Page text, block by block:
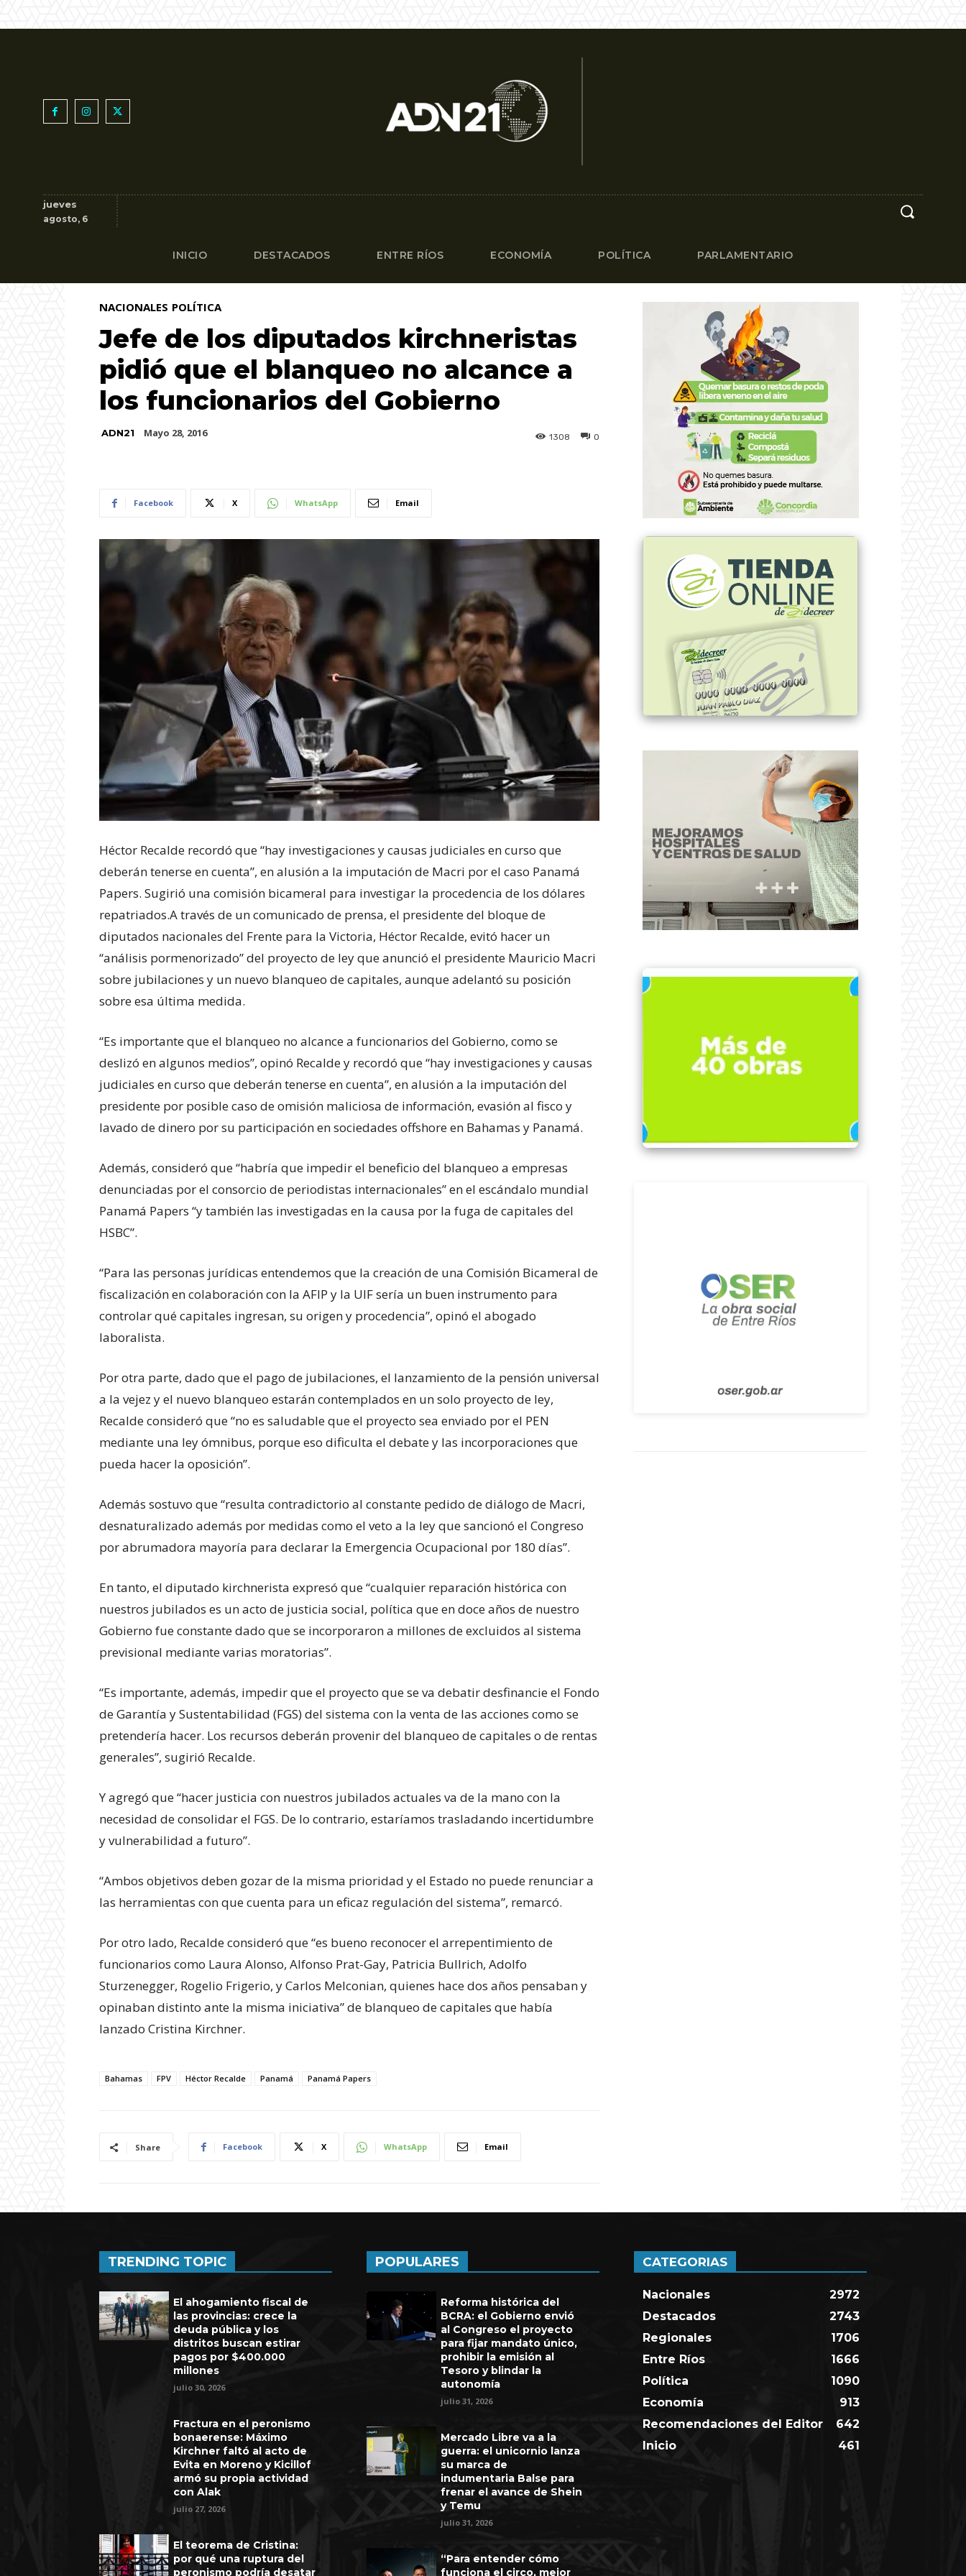
Experiencia de seis años en UEFA
jueves
agosto, 6
INICIO DESTACADOS ENTRE RÍOS ECONOMÍA POLÍTICA PARLAMENTARIO
NACIONALES POLÍTICA
Jefe de los diputados kirchneristas
pidió que el blanqueo no alcance a
los funcionarios del Gobierno
ADN21 Mayo 28, 2016 0
1308
Facebook X WhatsApp Email
Héctor Recalde recordó que “hay investigaciones y causas judiciales en curso que
deberán tenerse en cuenta”, en alusión a la imputación de Macri por el caso Panamá
Papers. Sugirió una comisión bicameral para investigar la procedencia de los dólares
repatriados.A través de un comunicado de prensa, el presidente del bloque de
diputados nacionales del Frente para la Victoria, Héctor Recalde, evitó hacer un
“análisis pormenorizado” del proyecto de ley que anunció el presidente Mauricio Macri
sobre jubilaciones y un nuevo blanqueo de capitales, aunque adelantó su posición
sobre esa última medida.
“Es importante que el blanqueo no alcance a funcionarios del Gobierno, como se
deslizó en algunos medios”, opinó Recalde y recordó que “hay investigaciones y causas
judiciales en curso que deberán tenerse en cuenta”, en alusión a la imputación del
presidente por posible caso de omisión maliciosa de información, evasión al fisco y
lavado de dinero por su participación en sociedades offshore en Bahamas y Panamá.
Además, consideró que “habría que impedir el beneficio del blanqueo a empresas
denunciadas por el consorcio de periodistas internacionales” en el escándalo mundial
Panamá Papers “y también las investigadas en la causa por la fuga de capitales del
HSBC”.
“Para las personas jurídicas entendemos que la creación de una Comisión Bicameral de
fiscalización en colaboración con la AFIP y la UIF sería un buen instrumento para
controlar qué capitales ingresan, su origen y procedencia”, opinó el abogado
laboralista.
Por otra parte, dado que el pago de jubilaciones, el lanzamiento de la pensión universal
a la vejez y el nuevo blanqueo estarán contemplados en un solo proyecto de ley,
Recalde consideró que “no es saludable que el proyecto sea enviado por el PEN
mediante una ley ómnibus, porque eso dificulta el debate y las incorporaciones que
pueda hacer la oposición”.
Además sostuvo que “resulta contradictorio al constante pedido de diálogo de Macri,
desnaturalizado además por medidas como el veto a la ley que sancionó el Congreso
por abrumadora mayoría para declarar la Emergencia Ocupacional por 180 días”.
En tanto, el diputado kirchnerista expresó que “cualquier reparación histórica con
nuestros jubilados es un acto de justicia social, política que en doce años de nuestro
Gobierno fue constante dado que se incorporaron a millones de excluidos al sistema
previsional mediante varias moratorias”.
“Es importante, además, impedir que el proyecto que se va debatir desfinancie el Fondo
de Garantía y Sustentabilidad (FGS) del sistema con la venta de las acciones como se
pretendería hacer. Los recursos deberán provenir del blanqueo de capitales o de rentas
generales”, sugirió Recalde.
Y agregó que “hacer justicia con nuestros jubilados actuales va de la mano con la
necesidad de consolidar el FGS. De lo contrario, estaríamos trasladando incertidumbre
y vulnerabilidad a futuro”.
“Ambos objetivos deben gozar de la misma prioridad y el Estado no puede renunciar a
las herramientas con que cuenta para un eficaz regulación del sistema”, remarcó.
Por otro lado, Recalde consideró que “es bueno reconocer el arrepentimiento de
funcionarios como Laura Alonso, Alfonso Prat-Gay, Patricia Bullrich, Adolfo
Sturzenegger, Rogelio Frigerio, y Carlos Melconian, quienes hace dos años pensaban y
opinaban distinto ante la misma iniciativa” de blanqueo de capitales que había
lanzado Cristina Kirchner.
Bahamas FPV Héctor Recalde Panamá Panamá Papers
Share Facebook X WhatsApp Email
TRENDING TOPIC
El ahogamiento fiscal de
las provincias: crece la
deuda pública y los
distritos buscan estirar
pagos por $400.000
millones
julio 30, 2026
Fractura en el peronismo
bonaerense: Máximo
Kirchner faltó al acto de
Evita en Moreno y Kicillof
armó su propia actividad
con Alak
julio 27, 2026
El teorema de Cristina:
por qué una ruptura del
peronismo podría desatar
POPULARES
Reforma histórica del
BCRA: el Gobierno envió
al Congreso el proyecto
para fijar mandato único,
prohibir la emisión al
Tesoro y blindar la
autonomía
julio 31, 2026
Mercado Libre va a la
guerra: el unicornio lanza
su marca de
indumentaria Balse para
frenar el avance de Shein
y Temu
julio 31, 2026
“Para entender cómo
funciona el circo, mejor
CATEGORIAS
Nacionales
2972
Destacados
2743
Regionales
1706
Entre Ríos
1666
Política
1090
Economía
913
Recomendaciones del Editor
642
Inicio
461